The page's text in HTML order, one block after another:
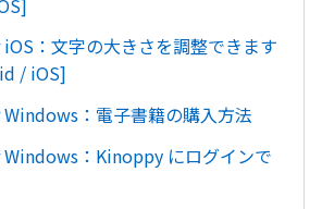
：文字の大きさを調整できます
/ iOS]
：電子書籍の購入方法
：Kinoppy にログインで